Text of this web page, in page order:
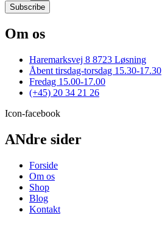
Subscribe
Om os
Haremarksvej 8 8723 Løsning
Åbent tirsdag-torsdag 15.30-17.30
Fredag 15.00-17.00
(+45) 20 34 21 26
Icon-facebook
ANdre sider
Forside
Om os
Shop
Blog
Kontakt